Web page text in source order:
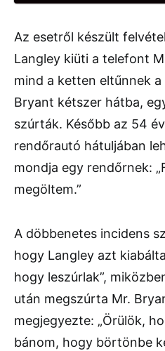
Az esetről készült
Langley kiüti a telefont
mind a ketten eltűnnek
Bryant kétszer hátba,
szúrták. Később az 54
rendőrautó hátuljában
mondja egy rendőrnek:
megöltem.”
A döbbenetes incidens
hogy Langley azt
hogy leszúrlak”,
után megszúrta Mr.
megjegyezte: „Örülök,
bánom, hogy börtönbe